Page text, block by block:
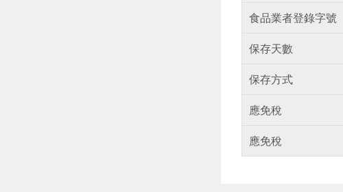
食品業者登錄字號
保存天數
保存方式
應免稅
應免稅